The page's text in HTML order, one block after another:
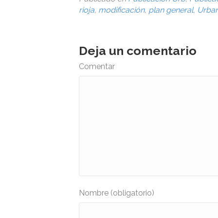
rioja, modificación, plan general,
Deja un comentario
Comentar
Nombre (obligatorio)